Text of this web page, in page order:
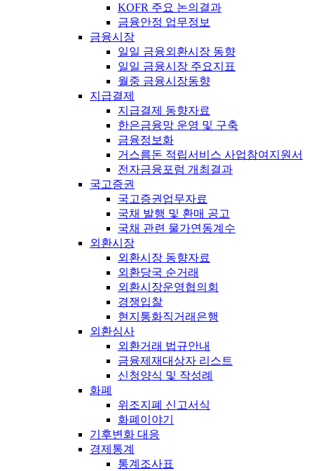
KOFR 주요 논의결과
금융안정 업무정보
금융시장
일일 금융외환시장 동향
일일 금융시장 주요지표
월중 금융시장동향
지급결제
지급결제 동향자료
한은금융망 운영 및 구축
금융정보화
거스름돈 적립서비스 사업참여지원서
전자금융포럼 개최결과
국고증권
국고증권업무자료
국채 발행 및 환매 공고
국채 관련 물가연동계수
외환시장
외환시장 동향자료
외환당국 순거래
외환시장운영협의회
경쟁입찰
현지통화직거래은행
외환심사
외환거래 법규안내
금융제재대상자 리스트
신청양식 및 작성례
화폐
위조지폐 신고서식
화폐이야기
기후변화 대응
경제통계
통계조사표